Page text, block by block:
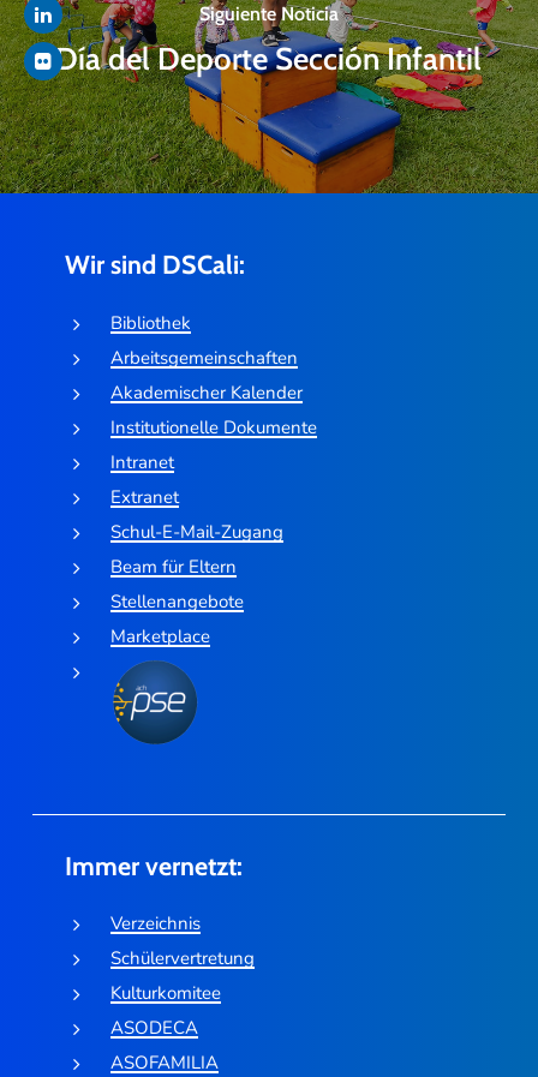
Siguiente Noticia
Día del Deporte Sección Infantil
Wir sind DSCali:
Bibliothek
Arbeitsgemeinschaften
Akademischer Kalender
Institutionelle Dokumente
Intranet
Extranet
Schul-E-Mail-Zugang
Beam für Eltern
Stellenangebote
Marketplace
Immer vernetzt:
Verzeichnis
Schülervertretung
Kulturkomitee
ASODECA
ASOFAMILIA